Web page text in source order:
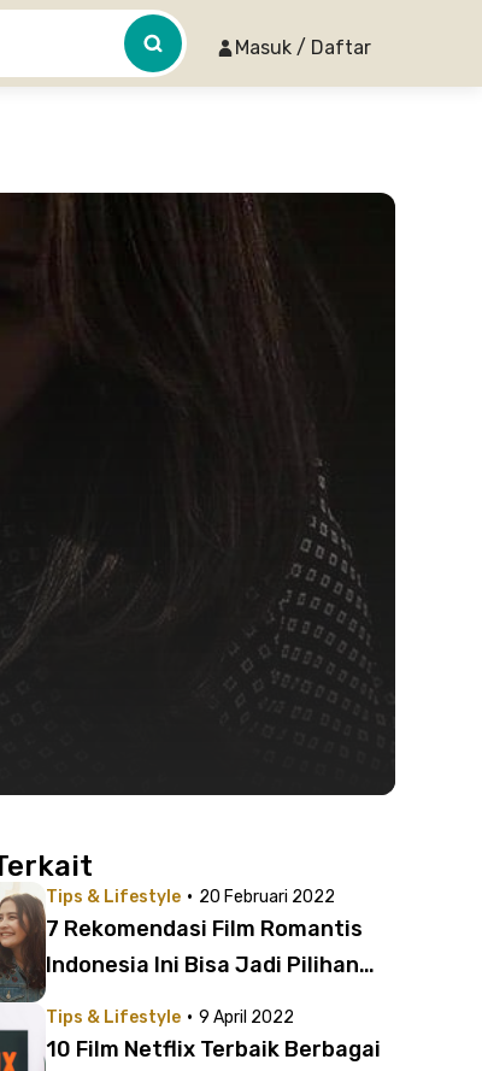
Masuk / Daftar
Tips & Lifestyle · 20 Februari 2022
7 Rekomendasi Film Romantis
Indonesia Ini Bisa Jadi Pilihan
Tips & Lifestyle · 9 April 2022
10 Film Netflix Terbaik Berbagai